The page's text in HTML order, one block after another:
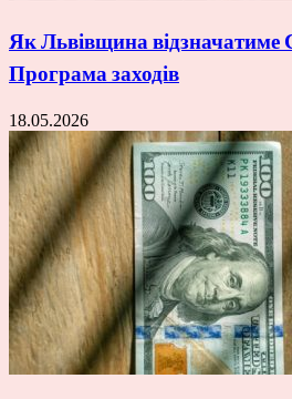
Як Львівщина відзначатиме
Програма заходів
18.05.2026